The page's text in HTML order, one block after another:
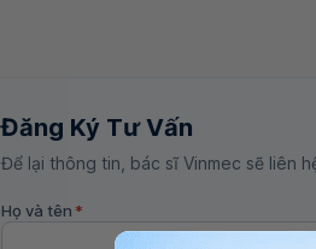
Đăng Ký Tư Vấn
Để lại thông tin, bác sĩ Vinmec sẽ liên
Họ và tên *